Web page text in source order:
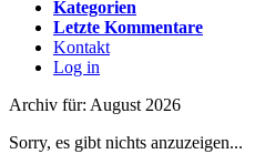
Kategorien
Letzte Kommentare
Kontakt
Log in
Archiv für: August 2026
Sorry, es gibt nichts anzuzeigen...